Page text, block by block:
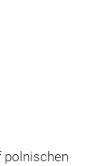
polnischen